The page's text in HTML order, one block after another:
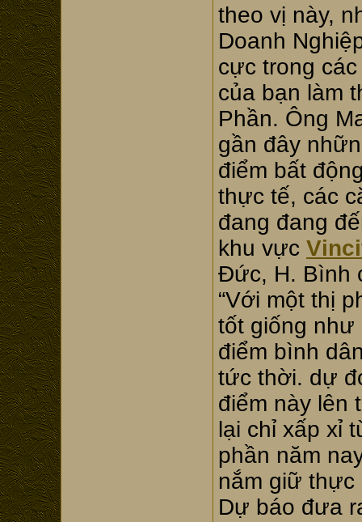
theo vị này,
Doanh
cực trong
của bạn làm
Phần. Ông
gần đây
điểm bất
thực tế, các
đang đang
khu vực
Đức, H. Bình
“Với một thị
tốt giống như
điểm bình
tức thời. dự
điểm này lên
lại chỉ xấp xỉ
phần năm
nắm giữ
Dự báo đưa